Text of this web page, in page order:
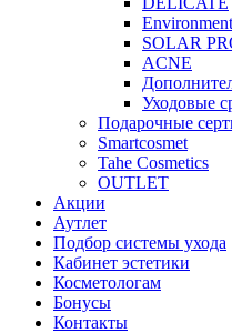
SOLAR
АCNE
Уходовые
Подарочные
Smartcosmet
Tahe Cosmetics
OUTLET
Акции
Аутлет
Подбор системы ухода
Кабинет эстетики
Косметологам
Бонусы
Контакты